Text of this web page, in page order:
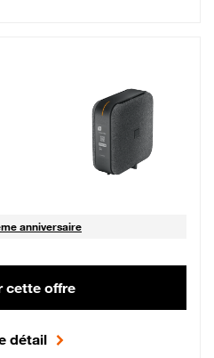
49,99 € par mois, Sans engagement
anniversaire
cette offre
détail